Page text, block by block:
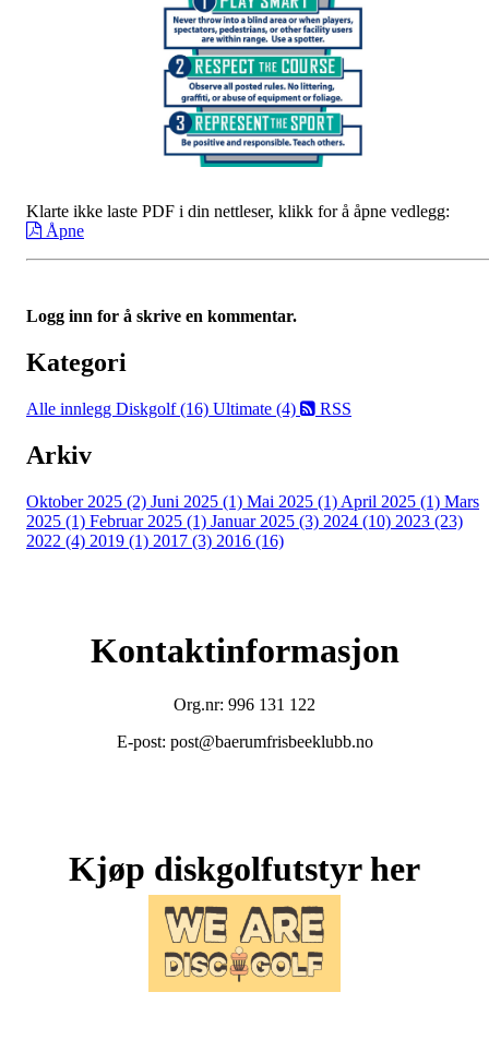
Klarte ikke laste PDF i din nettleser, klikk for å åpne vedlegg:
Åpne
Logg inn for å skrive en kommentar.
Kategori
Alle innlegg Diskgolf (16) Ultimate (4) RSS
Arkiv
Oktober 2025 (2) Juni 2025 (1) Mai 2025 (1) April 2025 (1) Mars
2025 (1) Februar 2025 (1) Januar 2025 (3) 2024 (10) 2023 (23)
2022 (4) 2019 (1) 2017 (3) 2016 (16)
Kontaktinformasjon
Org.nr: 996 131 122
E-post: post@baerumfrisbeeklubb.no
Kjøp diskgolfutstyr her